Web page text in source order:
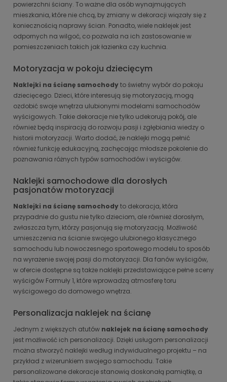
powierzchni ściany. To ważne dla osób wynajmujących
mieszkania, które nie chcą, by zmiany w dekoracji wiązały się z
koniecznością naprawy ścian. Ponadto, wiele naklejek jest
odpornych na wilgoć, co pozwala na ich zastosowanie w
pomieszczeniach takich jak łazienka czy kuchnia.
Motoryzacja w pokoju dziecięcym
Naklejki na ścianę samochodyto świetny wybór do pokoju
dziecięcego. Dzieci, które interesują się motoryzacją, mogą
ozdobić swoje wnętrza ulubionymi modelami samochodów
wyścigowych. Takie dekoracje nie tylko udekorują pokój, ale
również będą inspiracją do rozwoju pasji i zgłębiania wiedzy o
historii motoryzacji. Warto dodać, że naklejki mogą pełnić
również funkcję edukacyjną, zachęcając młodsze pokolenie do
poznawania różnych typów samochodów i wyścigów.
Naklejki samochodowe dla dorosłych
pasjonatów motoryzacji
Naklejki na ścianę samochodyto dekoracja, która
przypadnie do gustu nie tylko dzieciom, ale również dorosłym,
zwłaszcza tym, którzy pasjonują się motoryzacją. Możliwość
umieszczenia na ścianie swojego ulubionego klasycznego
samochodu lub nowoczesnego sportowego modelu to sposób
na wyrażenie swojej pasji do motoryzacji. Dla fanów wyścigów,
w ofercie dostępne są także naklejki przedstawiające pełne sceny
wyścigów Formuły 1, które wprowadzą atmosferę toru
wyścigowego do domowego wnętrza.
Personalizacja naklejek na ścianę
Jednym z większych atutów naklejek na ścianę samochody
jest możliwość ich personalizacji. Dzięki usługom personalizacji
można stworzyć naklejki według indywidualnego projektu – na
przykład z wizerunkiem swojego samochodu. Takie
personalizowane dekoracje stanowią doskonałą pamiątkę, a